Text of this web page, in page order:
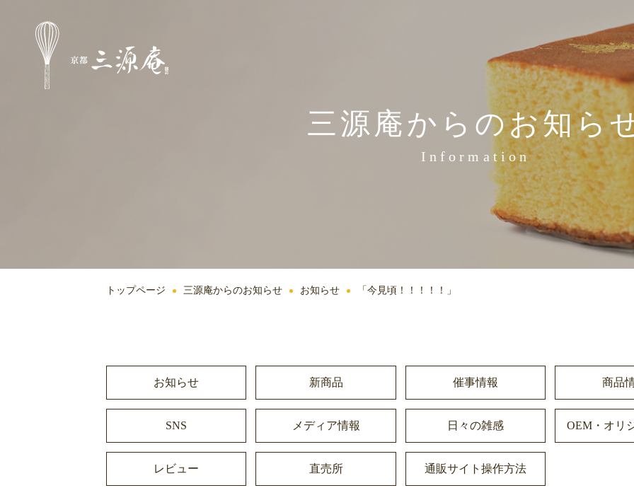
三源庵からのお知ら
Information
トップページ 三源庵からのお知らせ お知らせ 「今見頃！！！！！」
お知らせ 新商品 催事情報 商品
SNS メディア情報 日々の雑感 OEM・オリ
レビュー 直売所 通販サイト操作方法